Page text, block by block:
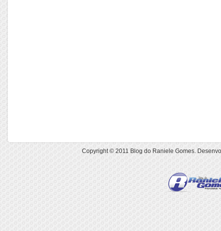
Copyright © 2011Blog do Raniele Gomes.